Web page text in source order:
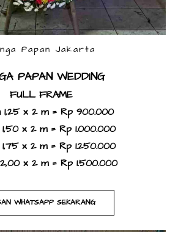
Papan Jakarta
PAPAN WEDDING
FULL FRAME
1,25 x 2 m = Rp 900.000
x 2 m = Rp 1.000.000
x 2 m = Rp 1.250.000
x 2 m = Rp 1.500.000
WHATSAPP SEKARANG